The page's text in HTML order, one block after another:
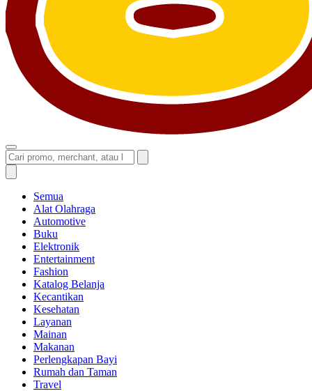
Semua
Alat Olahraga
Automotive
Buku
Elektronik
Entertainment
Fashion
Katalog Belanja
Kecantikan
Kesehatan
Layanan
Mainan
Makanan
Perlengkapan Bayi
Rumah dan Taman
Travel